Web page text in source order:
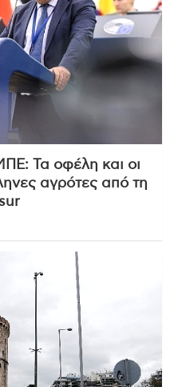
Τα οφέλη και οι
αγρότες από τη